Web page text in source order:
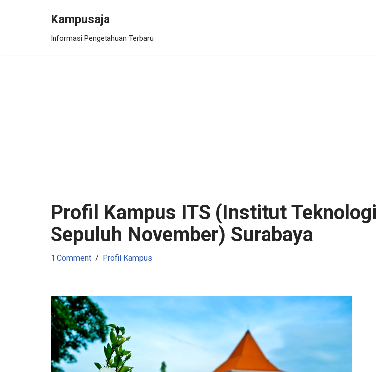
Kampusaja
Informasi Pengetahuan Terbaru
Profil Kampus ITS (Institut Teknologi
Sepuluh November) Surabaya
1 Comment Profil Kampus